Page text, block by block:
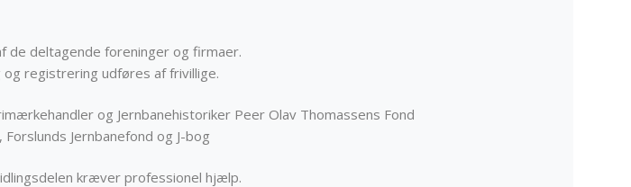
de deltagende foreninger og firmaer.
registrering udføres af frivillige.
og Jernbanehistoriker Peer Olav Thomassens Fond
Jernbanefond og J-bog
kræver professionel hjælp.